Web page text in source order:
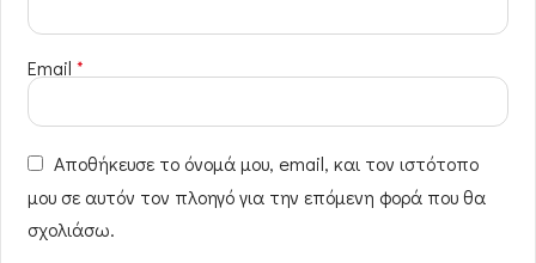
Email *
Αποθήκευσε το όνομά μου, email, και τον ιστότοπο
μου σε αυτόν τον πλοηγό για την επόμενη φορά που θα
σχολιάσω.